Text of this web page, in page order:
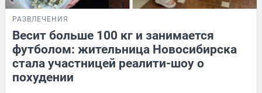
РАЗВЛЕЧЕНИЯ
Весит больше 100 кг и занимается
футболом: жительница Новосибирска
стала участницей реалити-шоу о
похудении